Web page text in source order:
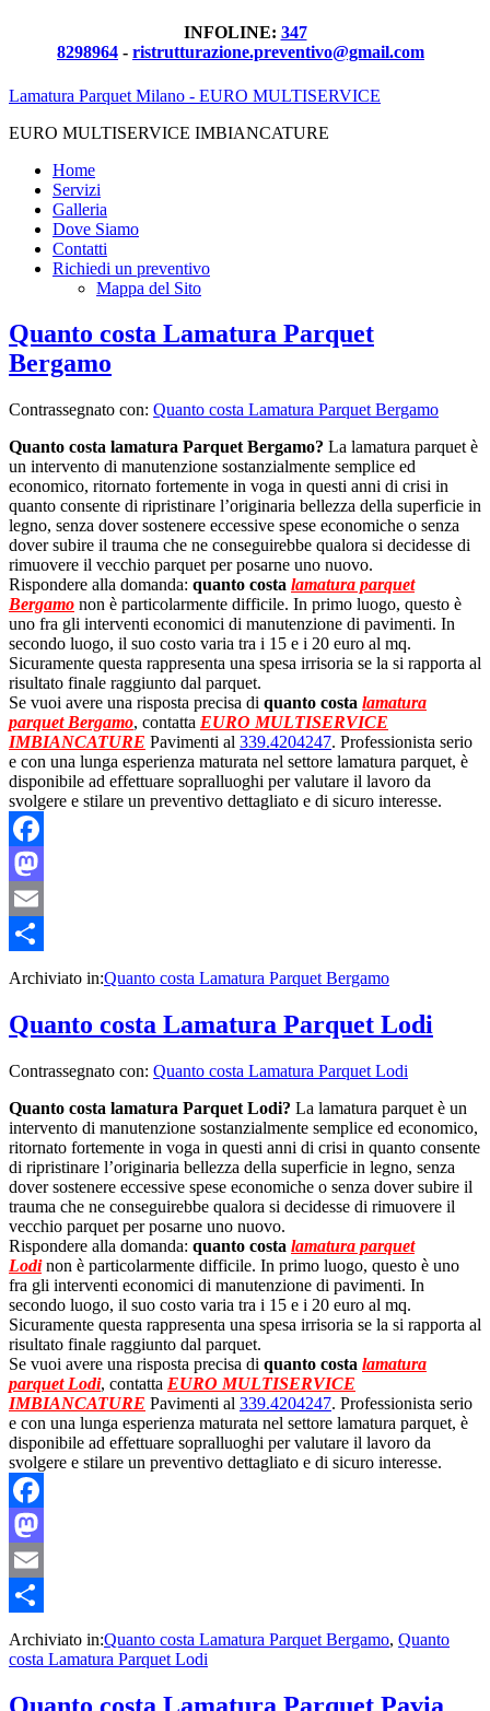
INFOLINE: 347
8298964 - ristrutturazione.preventivo@gmail.com
Lamatura Parquet Milano - EURO MULTISERVICE
EURO MULTISERVICE IMBIANCATURE
Home
Servizi
Galleria
Dove Siamo
Contatti
Richiedi un preventivo
Mappa del Sito
Quanto costa Lamatura Parquet
Bergamo
Contrassegnato con: Quanto costa Lamatura Parquet Bergamo
Quanto costa lamatura Parquet Bergamo? La lamatura parquet è
un intervento di manutenzione sostanzialmente semplice ed
economico, ritornato fortemente in voga in questi anni di crisi in
quanto consente di ripristinare l’originaria bellezza della superficie in
legno, senza dover sostenere eccessive spese economiche o senza
dover subire il trauma che ne conseguirebbe qualora si decidesse di
rimuovere il vecchio parquet per posarne uno nuovo.
Rispondere alla domanda: quanto costa lamatura parquet
Bergamo non è particolarmente difficile. In primo luogo, questo è
uno fra gli interventi economici di manutenzione di pavimenti. In
secondo luogo, il suo costo varia tra i 15 e i 20 euro al mq.
Sicuramente questa rappresenta una spesa irrisoria se la si rapporta al
risultato finale raggiunto dal parquet.
Se vuoi avere una risposta precisa di quanto costa lamatura
parquet Bergamo, contatta EURO MULTISERVICE
IMBIANCATURE Pavimenti al 339.4204247. Professionista serio
e con una lunga esperienza maturata nel settore lamatura parquet, è
disponibile ad effettuare sopralluoghi per valutare il lavoro da
svolgere e stilare un preventivo dettagliato e di sicuro interesse.
Facebook
Mastodon
Email
Condividi
Archiviato in:Quanto costa Lamatura Parquet Bergamo
Quanto costa Lamatura Parquet Lodi
Contrassegnato con: Quanto costa Lamatura Parquet Lodi
Quanto costa lamatura Parquet Lodi? La lamatura parquet è un
intervento di manutenzione sostanzialmente semplice ed economico,
ritornato fortemente in voga in questi anni di crisi in quanto consente
di ripristinare l’originaria bellezza della superficie in legno, senza
dover sostenere eccessive spese economiche o senza dover subire il
trauma che ne conseguirebbe qualora si decidesse di rimuovere il
vecchio parquet per posarne uno nuovo.
Rispondere alla domanda: quanto costa lamatura parquet
Lodi non è particolarmente difficile. In primo luogo, questo è uno
fra gli interventi economici di manutenzione di pavimenti. In
secondo luogo, il suo costo varia tra i 15 e i 20 euro al mq.
Sicuramente questa rappresenta una spesa irrisoria se la si rapporta al
risultato finale raggiunto dal parquet.
Se vuoi avere una risposta precisa di quanto costa lamatura
parquet Lodi, contatta EURO MULTISERVICE
IMBIANCATURE Pavimenti al 339.4204247. Professionista serio
e con una lunga esperienza maturata nel settore lamatura parquet, è
disponibile ad effettuare sopralluoghi per valutare il lavoro da
svolgere e stilare un preventivo dettagliato e di sicuro interesse.
Facebook
Mastodon
Email
Condividi
Archiviato in:Quanto costa Lamatura Parquet Bergamo, Quanto
costa Lamatura Parquet Lodi